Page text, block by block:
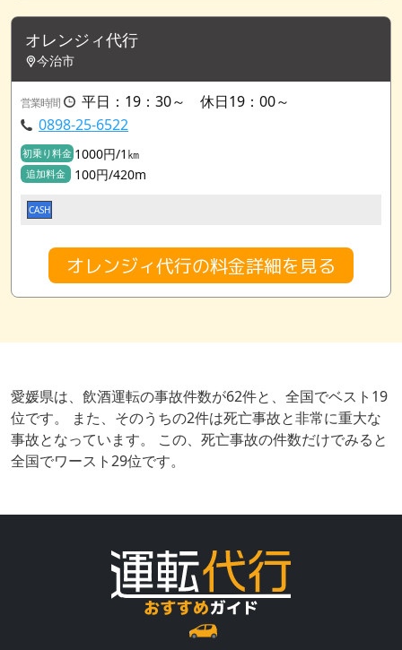
オレンジィ代行
今治市
営業時間
平日：19：30～ 休日19：00～
0898-25-6522
初乗り料金 1000円/1㎞
追加料金 100円/420m
CASH
オレンジィ代行の料金詳細を見る
愛媛県は、飲酒運転の事故件数が62件と、全国でベスト19
位です。 また、そのうちの2件は死亡事故と非常に重大な
事故となっています。 この、死亡事故の件数だけでみると
全国でワースト29位です。